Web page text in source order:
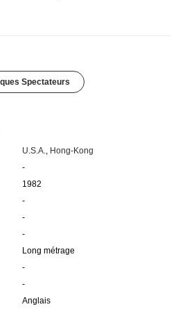
Spectateurs
U.S.A.
Hong-Kong
-
1982
-
-
-
Long métrage
-
-
Anglais